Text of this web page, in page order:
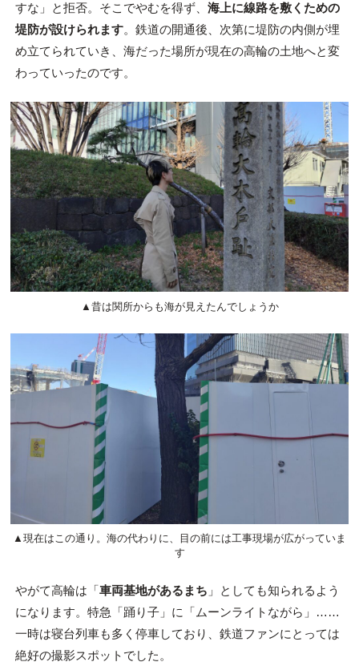
すな」と拒否。そこでやむを得ず、 海上に線路を敷くための
堤防が設けられます。鉄道の開通後、次第に堤防の内側が埋
め立てられていき、海だった場所が現在の高輪の土地へと変
わっていったのです。
▲昔は関所からも海が見えたんでしょうか
▲現在はこの通り。海の代わりに、目の前には工事現場が広がっていま
す
やがて高輪は「車両基地があるまち 」としても知られるよう
になります。特急「踊り子」に「ムーンライトながら」……
一時は寝台列車も多く停車しており、鉄道ファンにとっては
絶好の撮影スポットでした。